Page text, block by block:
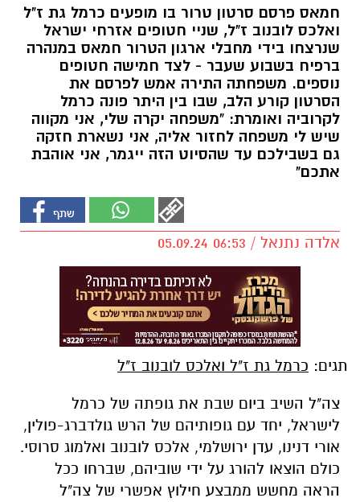
חמאס פרסם סרטון טרור בו מופעים כרמל גת ז"ל
ואלכס לובנוב ז"ל, שניי חטופים אזרחי ישראל
שנרצחו בידי מחבלי ארגון הטרור חמאס במנהרה
ברפיח בשבוע שעבר - לצד חמישה חטופים
נוספים. משפחתה התירה אמש לפרסם את
הסרטון קורע הלב, שבו בין היתר פונה כרמל
לקרוביה ואומרת: "משפחה יקרה שלי, אני מקווה
שיש לי משפחה לחזור אליה, אני נשארת חזקה
גם בשבילכם עד שהסיוט הזה ייגמר, אני אוהבת
אתכם"
אלדה נתנאל / 06:53 05.09.24
תגים: כרמל גת ז"ל ואלכס לובנוב ז"ל
צה"ל השיב ביום שבת את גופתה של כרמל
לישראל, יחד עם גופותיהם של הרש גולדברג-פולין,
אורי דנינו, עדן ירושלמי, אלכס לובנוב ואלמוג סרוסי.
כולם הוצאו להורג על ידי שוביהם, שברחו ככל
הראה מחשש ממבצע חילוץ אפשרי של צה"ל